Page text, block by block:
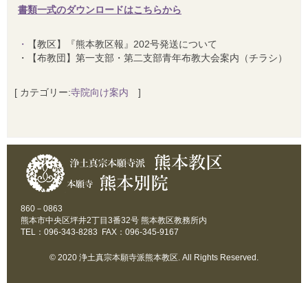
書類一式のダウンロードはこちらから
・
【教区】『熊本教区報』202号発送について
・【布教団】第一支部・第二支部青年布教大会案内（チラシ）
[ カテゴリー:寺院向け案内 ]
860－0863
熊本市中央区坪井2丁目3番32号 熊本教区教務所内
TEL：096-343-8283 FAX：096-345-9167
© 2020 浄土真宗本願寺派熊本教区. All Rights Reserved.